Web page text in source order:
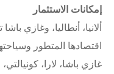
إمكانات الاستثمار
ألانيا، أنطاليا، وغازي
اقتصادها المتطور
غازي باشا، لارا،